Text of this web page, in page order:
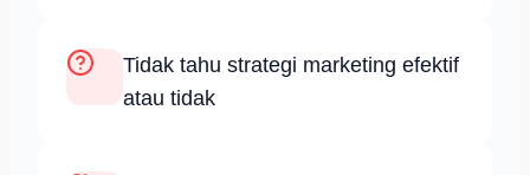
Tidak tahu strategi marketing efektif
atau tidak